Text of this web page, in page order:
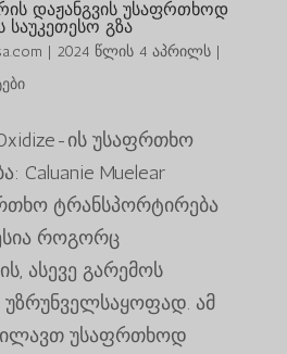
დაჟანგვის უსაფრთხოდ
გზა
| 2024 წლის 4 აპრილს|
Oxidize-ის უსაფრთხო
Caluanie Muelear
ტრანსპორტირება
როგორც
ასევე გარემოს
ამ
უსაფრთხოდ